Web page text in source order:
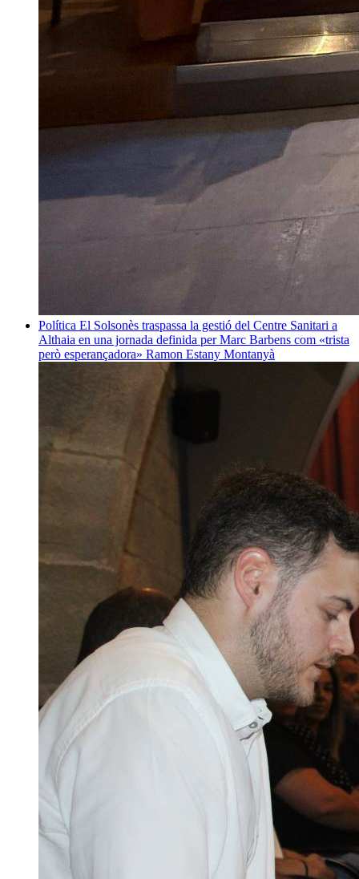
Política El Solsonès traspassa la gestió del Centre Sanitari a
Althaia en una jornada definida per Marc Barbens com «trista
però esperançadora» Ramon Estany Montanyà